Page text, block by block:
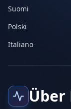
Suomi
Polski
Italiano
Über